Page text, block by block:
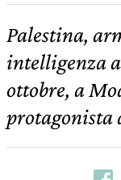
Palestina,
intelligenza
ottobre, a
protagonista